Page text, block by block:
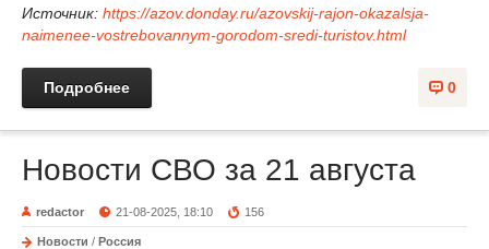
Источник: https://azov.donday.ru/azovskij-rajon-okazalsja-
naimenee-vostrebovannym-gorodom-sredi-turistov.html
0
Подробнее
Новости СВО за 21 августа
redactor 21-08-2025, 18:10 156
Новости / Россия